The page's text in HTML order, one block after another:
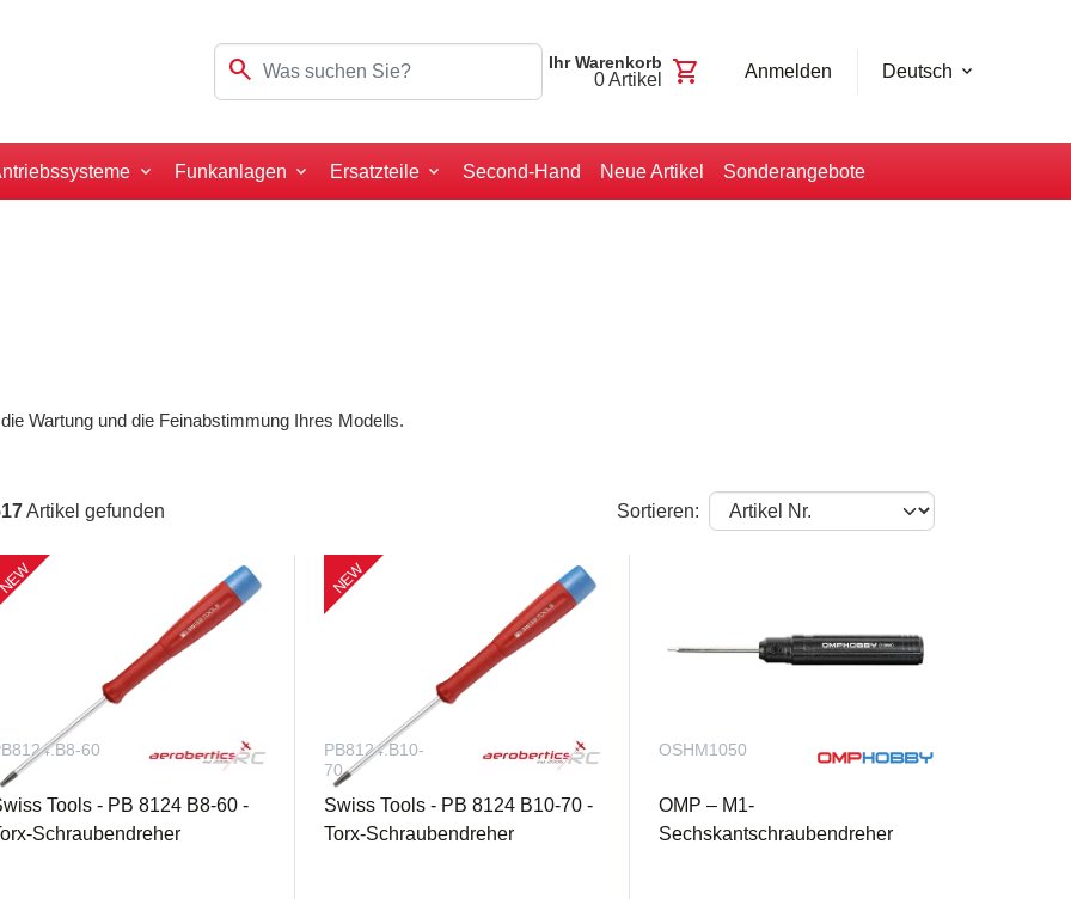
search Ihr Warenkorb
0Artikel shopping_cart Anmelden Deutsch
Funkanlagen Ersatzteile Second-Hand Neue Artikel Sonderangebote
Wartung und die Feinabstimmung Ihres Modells.
Artikel gefunden Sortieren:
60
Tools - PB 8124 B8-60 -
Schraubendreher
NEW
PB8124.B10-
70
Swiss Tools - PB 8124 B10-70 -
Torx-Schraubendreher
OSHM1050
OMP – M1-
Sechskantschraubendreher